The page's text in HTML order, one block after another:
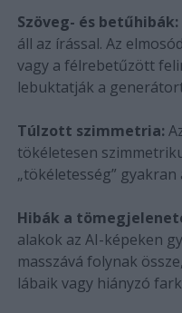
Szöveg- és betűhibák:
áll az írással. Az
vagy a félrebetűzött
lebuktatják a
Túlzott szimmetria:
tökéletesen
„tökéletesség” gyakran
Hibák a
alakok az AI-képeken
masszává folynak
lábaik vagy hiányzó